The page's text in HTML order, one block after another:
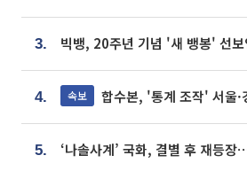
3.
4. 속보 합수본, '통계 조작' 서울·경기·충북 선
5.